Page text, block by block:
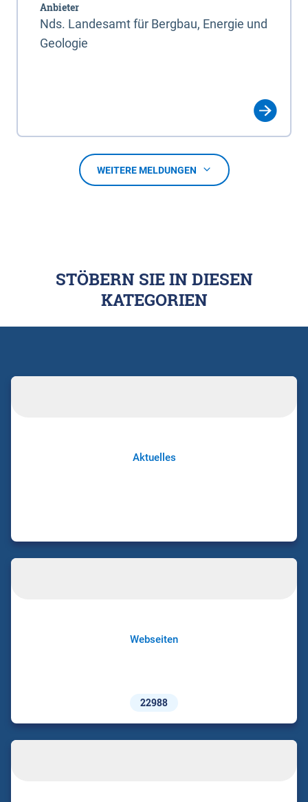
Anbieter
Nds. Landesamt für Bergbau, Energie und
Geologie
WEITERE MELDUNGEN
STÖBERN SIE IN DIESEN
KATEGORIEN
Aktuelles
Webseiten
22988